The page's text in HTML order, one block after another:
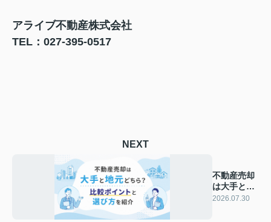
アライブ不動産株式会社
TEL：027-395-0517
NEXT
不動産売却
は大手と地
元どちら？
2026.07.30